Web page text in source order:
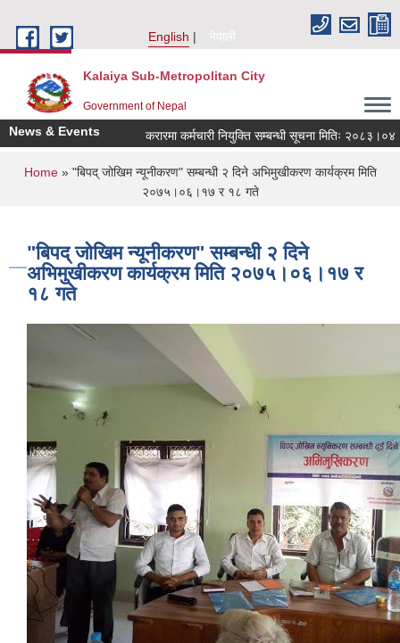
English
नेपाली
Kalaiya Sub-Metropolitan City
Government of Nepal
News & Events करारमा कर्मचारी नियुक्ति सम्बन्धी सूचना मितिः २०८३।०४।२१
You are here
Home» "बिपद् जोखिम न्यूनीकरण" सम्बन्धी २ दिने अभिमुखीकरण कार्यक्रम मिति
२०७५।०६।१७ र १८ गते
"बिपद् जोखिम न्यूनीकरण" सम्बन्धी २ दिने
अभिमुखीकरण कार्यक्रम मिति २०७५।०६।१७ र
१८ गते